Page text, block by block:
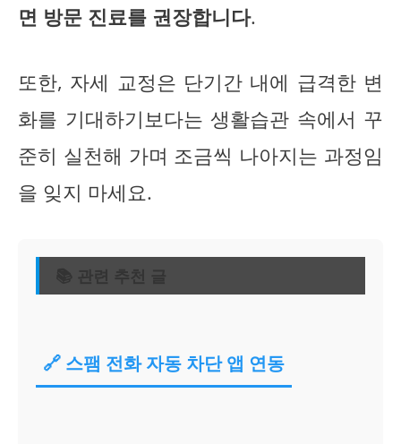
면 방문 진료를 권장합니다.
또한, 자세 교정은 단기간 내에 급격한 변
화를 기대하기보다는 생활습관 속에서 꾸
준히 실천해 가며 조금씩 나아지는 과정임
을 잊지 마세요.
📚 관련 추천 글
🔗 스팸 전화 자동 차단 앱 연동